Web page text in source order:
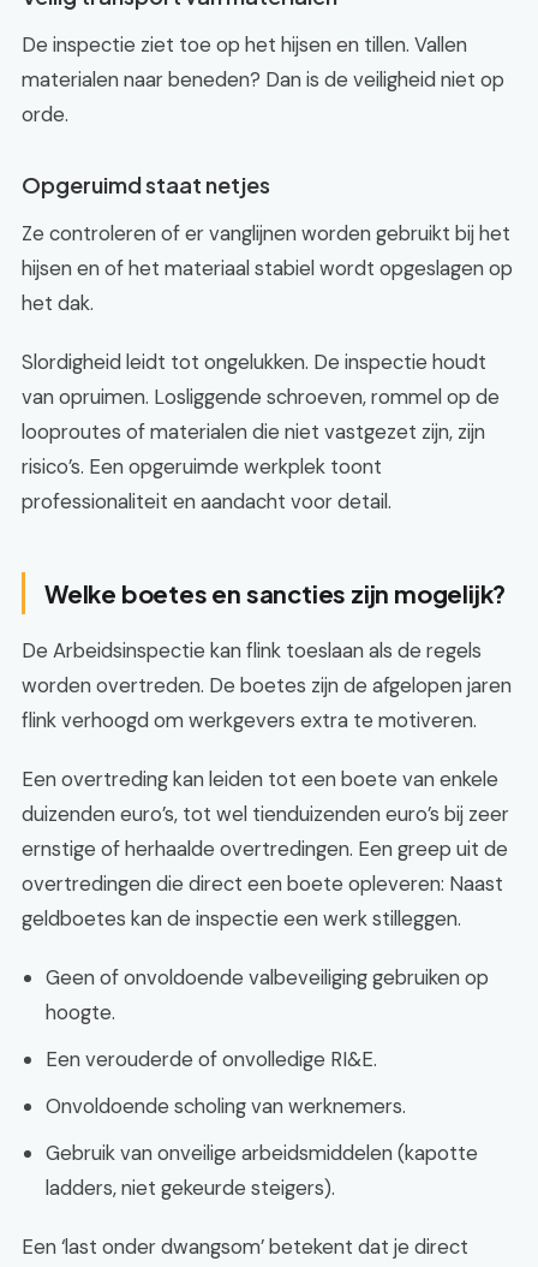
De inspectie ziet toe op het hijsen en tillen. Vallen
materialen naar beneden? Dan is de veiligheid niet op
orde.
Opgeruimd staat netjes
Ze controleren of er vanglijnen worden gebruikt bij het
hijsen en of het materiaal stabiel wordt opgeslagen op
het dak.
Slordigheid leidt tot ongelukken. De inspectie houdt
van opruimen. Losliggende schroeven, rommel op de
looproutes of materialen die niet vastgezet zijn, zijn
risico’s. Een opgeruimde werkplek toont
professionaliteit en aandacht voor detail.
Welke boetes en sancties zijn mogelijk?
De Arbeidsinspectie kan flink toeslaan als de regels
worden overtreden. De boetes zijn de afgelopen jaren
flink verhoogd om werkgevers extra te motiveren.
Een overtreding kan leiden tot een boete van enkele
duizenden euro’s, tot wel tienduizenden euro’s bij zeer
ernstige of herhaalde overtredingen. Een greep uit de
overtredingen die direct een boete opleveren: Naast
geldboetes kan de inspectie een werk stilleggen.
Geen of onvoldoende valbeveiliging gebruiken op
hoogte.
Een verouderde of onvolledige RI&E.
Onvoldoende scholing van werknemers.
Gebruik van onveilige arbeidsmiddelen (kapotte
ladders, niet gekeurde steigers).
Een ‘last onder dwangsom’ betekent dat je direct